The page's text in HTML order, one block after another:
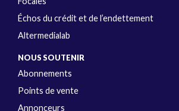
Échos du crédit et de l’endettement
Altermedialab
NOUS SOUTENIR
Abonnements
Points de vente
Annonceurs